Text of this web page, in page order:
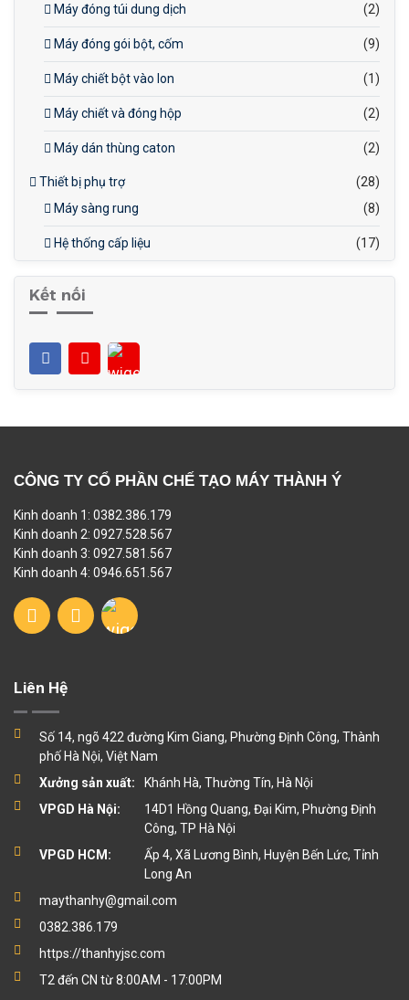
Máy đóng túi dung dịch (2)
Máy đóng gói bột, cốm (9)
Máy chiết bột vào lon (1)
Máy chiết và đóng hộp (2)
Máy dán thùng caton (2)
Thiết bị phụ trợ
(28)
Máy sàng rung
(8)
Hệ thống cấp liệu (17)
Kết nối
CÔNG TY CỔ PHẦN CHẾ TẠO MÁY THÀNH Ý
Kinh doanh 1: 0382.386.179
Kinh doanh 2: 0927.528.567
Kinh doanh 3: 0927.581.567
Kinh doanh 4: 0946.651.567
Liên Hệ
Số 14, ngõ 422 đường Kim Giang, Phường Định Công, Thành
phố Hà Nội, Việt Nam
Xưởng sản xuất:
Khánh Hà, Thường Tín, Hà Nội
VPGD Hà Nội:
14D1 Hồng Quang, Đại Kim, Phường Định
Công, TP Hà Nội
VPGD HCM:
Ấp 4, Xã Lương Bình, Huyện Bến Lức, Tỉnh
Long An
maythanhy@gmail.com
0382.386.179
https://thanhyjsc.com
T2 đến CN từ 8:00AM - 17:00PM